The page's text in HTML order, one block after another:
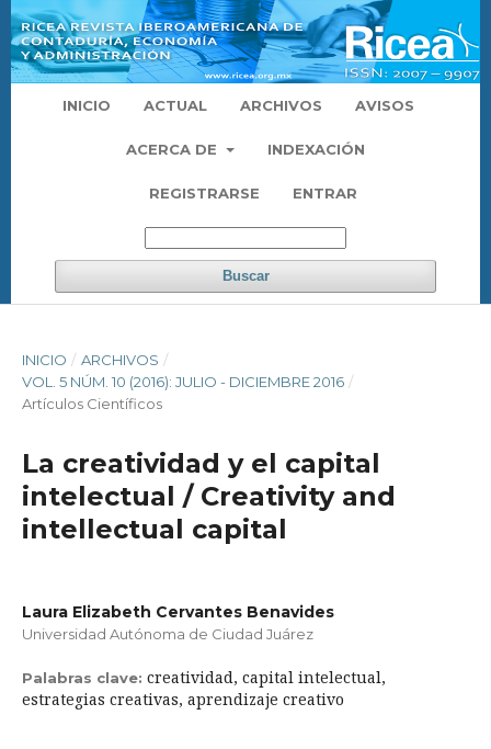
INICIO ACTUAL ARCHIVOS AVISOS
ACERCA DE INDEXACIÓN
REGISTRARSE ENTRAR
Buscar
INICIO / ARCHIVOS /
VOL. 5 NÚM. 10 (2016): JULIO - DICIEMBRE 2016 /
Artículos Científicos
La creatividad y el capital
intelectual / Creativity and
intellectual capital
Laura Elizabeth Cervantes Benavides
Universidad Autónoma de Ciudad Juárez
Palabras clave: creatividad, capital intelectual,
estrategias creativas, aprendizaje creativo